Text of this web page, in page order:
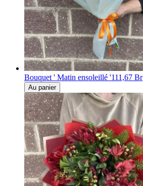
Bouquet ' Matin ensoleillé '111,67 Br
Au panier